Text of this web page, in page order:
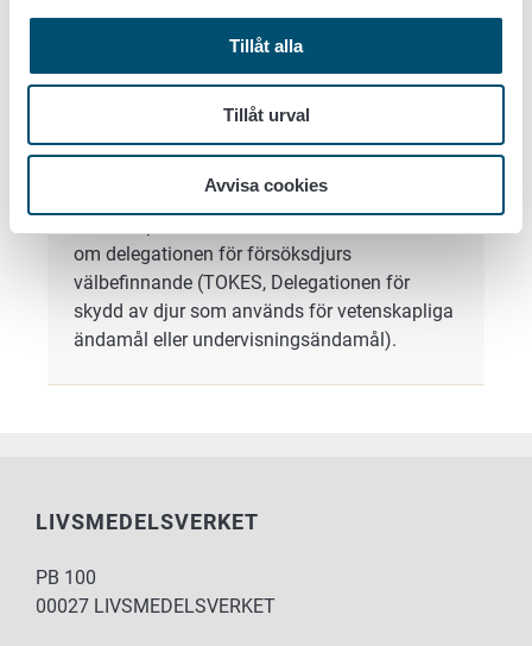
Tillåt alla
Tillåt urval
Avvisa cookies
säkerhet. Sådan testning utförs i mycket liten
utsträckning i Finland.
Jord- och skogsbruksministeriet:
information om verksamheten i Finland,
lagstiftningen och de myndigheter som styr
om delegationen för försöksdjurs
välbefinnande (TOKES, Delegationen för
skydd av djur som används för vetenskapliga
ändamål eller undervisningsändamål).
LIVSMEDELSVERKET
PB 100
00027 LIVSMEDELSVERKET